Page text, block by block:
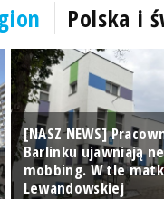
Polska i
[NASZ NEWS]
Barlinku ujawniają
mobbing. W tle
Lewandowskiej